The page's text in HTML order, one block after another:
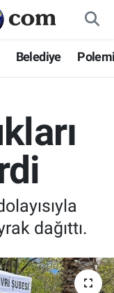
Belediye
dağıttı.